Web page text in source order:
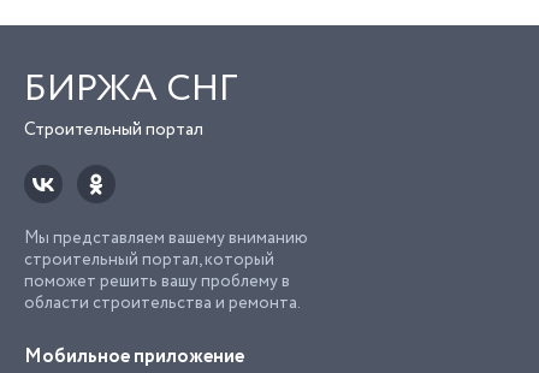
БИРЖА СНГ
Строительный портал
Мы представляем вашему вниманию
строительный портал, который
поможет решить вашу проблему в
области строительства и ремонта.
Мобильное приложение